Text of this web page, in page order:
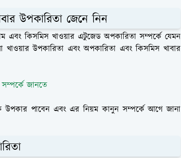
উপকারিতা জেনে নিন
এবং কিসমিস খাওয়ার এটুজেড অপকারিতা সম্পর্কে যেমন
খাওয়ার উপকারিতা এবং অপকারিতা এবং কিসমিস খাবার
জানতে
পাবেন এবং এর নিয়ম কানুন সম্পর্কে আগে জানা